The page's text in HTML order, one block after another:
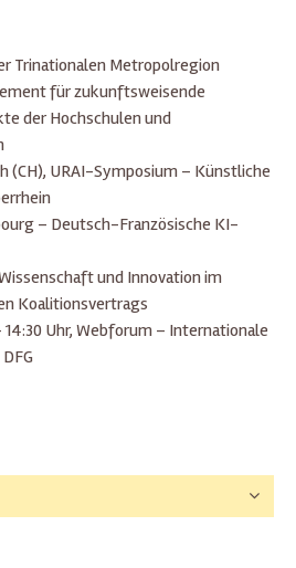
Trinationalen Metropolregion
für zukunftsweisende
der Hochschulen und
(CH), URAI-Symposium – Künstliche
– Deutsch-Französische KI-
und Innovation im
Koalitionsvertrags
14:30 Uhr, Webforum – Internationale